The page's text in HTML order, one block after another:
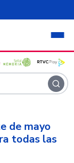
de mayo
todas las